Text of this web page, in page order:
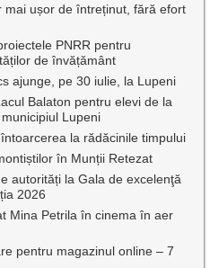
mai ușor de întreținut, fără efort
PNRR pentru
de învățământ
ajunge, pe 30 iulie, la Lupeni
Balaton pentru elevi de la
Lupeni
la rădăcinile timpului
în Munții Retezat
autorități la Gala de excelenţă
2026
Mina Petrila în cinema în aer
pentru magazinul online – 7